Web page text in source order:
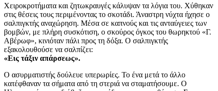
Χειροκροτήματα και ζητωκραυγές κάλυψαν τα λόγια του. Χύθηκαν
στις θέσεις τους περιμένοντας το σκοτάδι. Άναστρη νύχτα ήχησε ο
σαλπιγκτής αναχώρηση. Μέσα σε καπνούς και τις ανταύγειες των
βομβών, με πλήρη συσκότιση, ο σκούρος όγκος του θωρηκτού «Γ.
Αβέρωφ», κινιόταν πάλι προς τη δόξα. Ο σαλπιγκτής
εξακολουθούσε να σαλπίζει:
«Εις τάξιν απάρσεως».
Ο ασυρματιστής δούλευε υπερωρίες. Το ένα μετά το άλλο
κατέφθαναν τα σήματα από τη στεριά να σταματήσουμε. Ο